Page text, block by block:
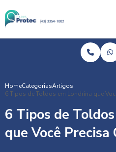
HomeCategoriasArtigos
6 Tipos de Toldos em Londrina que
6 Tipos de
que Você Precisa